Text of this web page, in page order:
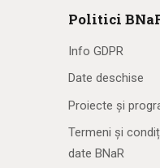
Politici
Info GDPR
Date deschise
Proiecte și
Termeni și
date BNaR